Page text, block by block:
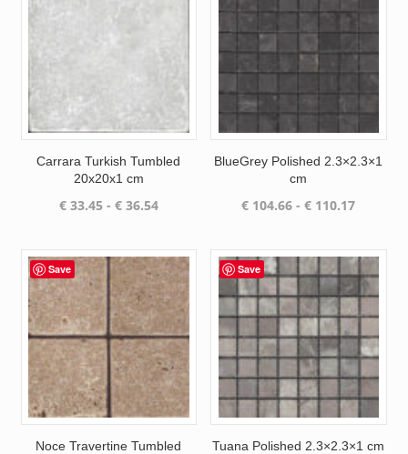
Carrara Turkish Tumbled
20x20x1 cm
€33.45 - €36.54Prijsklasse:
€ 36.54
BlueGrey Polished 2.3×2.3×1
cm
€ 104.66 - € 110.17
€ 110.17
Save
Noce Travertine Tumbled
Save
Tuana Polished 2.3×2.3×1 cm